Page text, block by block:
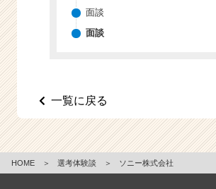
C
a
面談
面談
一覧に戻る
HOME ＞ 選考体験談 ＞ ソニー株式会社